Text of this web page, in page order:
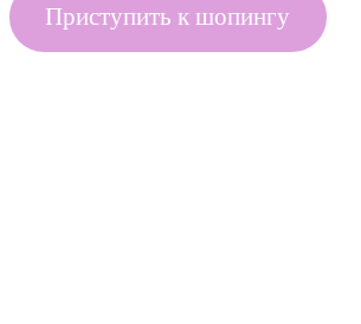
Приступить к шопингу